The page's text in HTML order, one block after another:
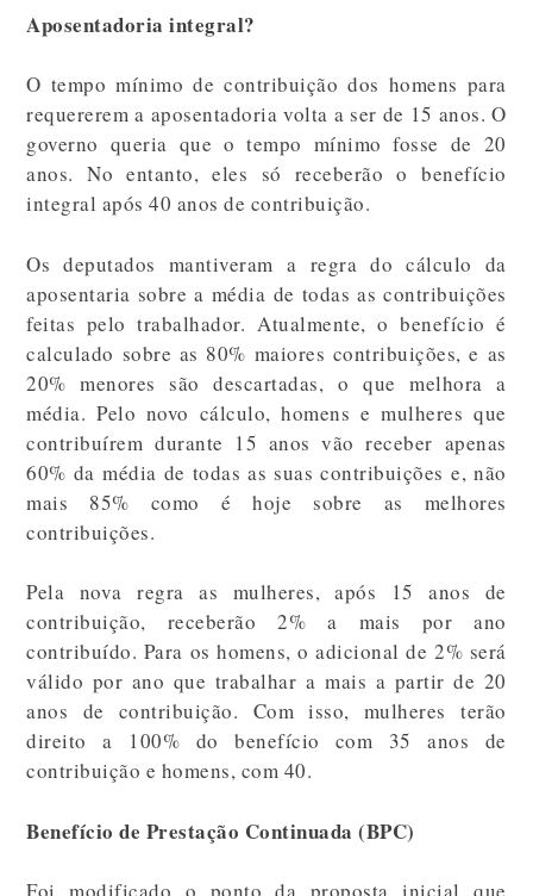
Aposentadoria integral?
O tempo mínimo de contribuição dos homens para
requererem a aposentadoria volta a ser de 15 anos. O
governo queria que o tempo mínimo fosse de 20
anos. No entanto, eles só receberão o benefício
integral após 40 anos de contribuição.
Os deputados mantiveram a regra do cálculo da
aposentaria sobre a média de todas as contribuições
feitas pelo trabalhador. Atualmente, o benefício é
calculado sobre as 80% maiores contribuições, e as
20% menores são descartadas, o que melhora a
média. Pelo novo cálculo, homens e mulheres que
contribuírem durante 15 anos vão receber apenas
60% da média de todas as suas contribuições e, não
mais 85% como é hoje sobre as melhores
contribuições.
Pela nova regra as mulheres, após 15 anos de
contribuição, receberão 2% a mais por ano
contribuído. Para os homens, o adicional de 2% será
válido por ano que trabalhar a mais a partir de 20
anos de contribuição. Com isso, mulheres terão
direito a 100% do benefício com 35 anos de
contribuição e homens, com 40.
Benefício de Prestação Continuada (BPC)